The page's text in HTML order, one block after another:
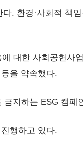
. 환경·사회적 책
대한 사회공헌사
을 약속했다.
지하는 ESG 캠페
행하고 있다.